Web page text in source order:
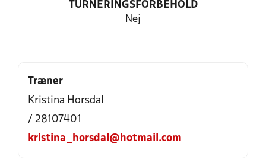
TURNERINGSFORBEHOLD
Nej
Træner
Kristina Horsdal
/ 28107401
kristina_horsdal@hotmail.com